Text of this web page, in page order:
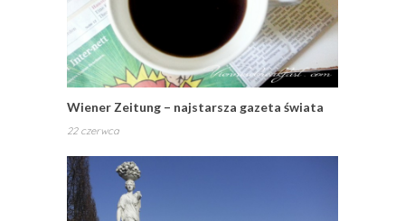
Wiener Zeitung – najstarsza gazeta świata
22 czerwca